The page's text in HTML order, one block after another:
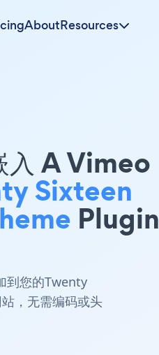
AboutResources
入 A Vimeo
Sixteen
Plugin
到您的Twenty
，无需编码或头